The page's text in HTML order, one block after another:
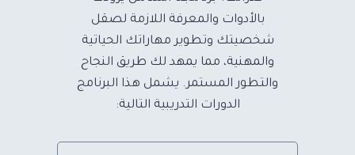
بالأدوات والمعرفة اللازمة لصقل
شخصيتك وتطوير مهاراتك الحياتية
والمهنية، مما يمهد لك طريق النجاح
والتطور المستمر. يشمل هذا البرنامج
الدورات التدريبية التالية: